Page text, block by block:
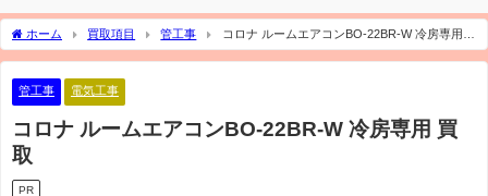
ホーム 買取項目 管工事
コロナ ルームエアコンBO-22BR-W 冷房専用
買取
管工事 電気工事
コロナ ルームエアコンBO-22BR-W 冷房専用 買
取
PR